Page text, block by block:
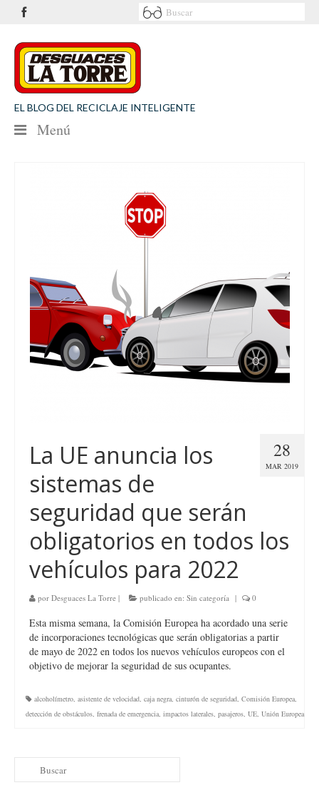
EL BLOG DEL RECICLAJE INTELIGENTE
Menú
MEDIO AMBIENTE
CONTACTO
Desguaces La Torre
28
MAR 2019
La UE anuncia los
sistemas de
seguridad que serán
obligatorios en todos los
vehículos para 2022
por Desguaces La Torre | publicado en: Sin categoría | 0
Esta misma semana, la Comisión Europea ha acordado una serie
de incorporaciones tecnológicas que serán obligatorias a partir
de mayo de 2022 en todos los nuevos vehículos europeos con el
objetivo de mejorar la seguridad de sus ocupantes.
alcoholímetro, asistente de velocidad, caja negra, cinturón de seguridad, Comisión Europea,
detección de obstáculos, frenada de emergencia, impactos laterales, pasajeros, UE, Unión Europea